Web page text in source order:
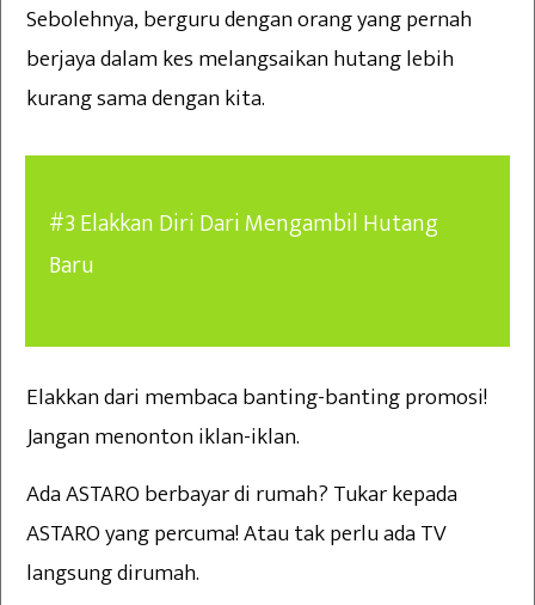
Sebolehnya, berguru dengan orang yang pernah
berjaya dalam kes melangsaikan hutang lebih
kurang sama dengan kita.
#3 Elakkan Diri Dari Mengambil Hutang
Baru
Elakkan dari membaca banting-banting promosi!
Jangan menonton iklan-iklan.
Ada ASTARO berbayar di rumah? Tukar kepada
ASTARO yang percuma! Atau tak perlu ada TV
langsung dirumah.